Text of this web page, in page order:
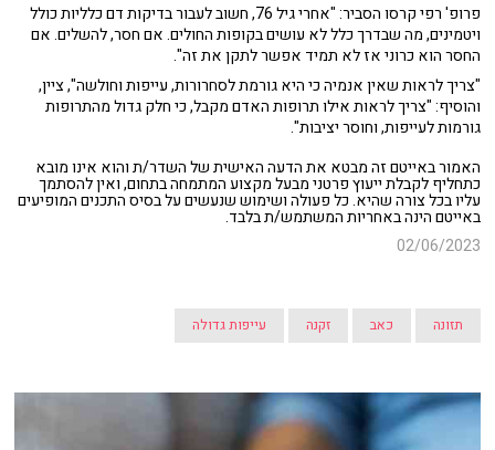
פרופ' רפי קרסו הסביר: "אחרי גיל 76, חשוב לעבור בדיקות דם כלליות כולל
ויטמינים, מה שבדרך כלל לא עושים בקופות החולים. אם חסר, להשלים. אם
החסר הוא כרוני אז לא תמיד אפשר לתקן את זה".
"צריך לראות שאין אנמיה כי היא גורמת לסחרורות, עייפות וחולשה", ציין,
והוסיף: "צריך לראות אילו תרופות האדם מקבל, כי חלק גדול מהתרופות
גורמות לעייפות, וחוסר יציבות".
האמור באייטם זה מבטא את הדעה האישית של השדר/ת והוא אינו מובא
כתחליף לקבלת ייעוץ פרטני מבעל מקצוע המתמחה בתחום, ואין להסתמך
עליו בכל צורה שהיא. כל פעולה ושימוש שנעשים על בסיס התכנים המופיעים
באייטם הינה באחריות המשתמש/ת בלבד.
02/06/2023
תזונה כאב זקנה עייפות גדולה